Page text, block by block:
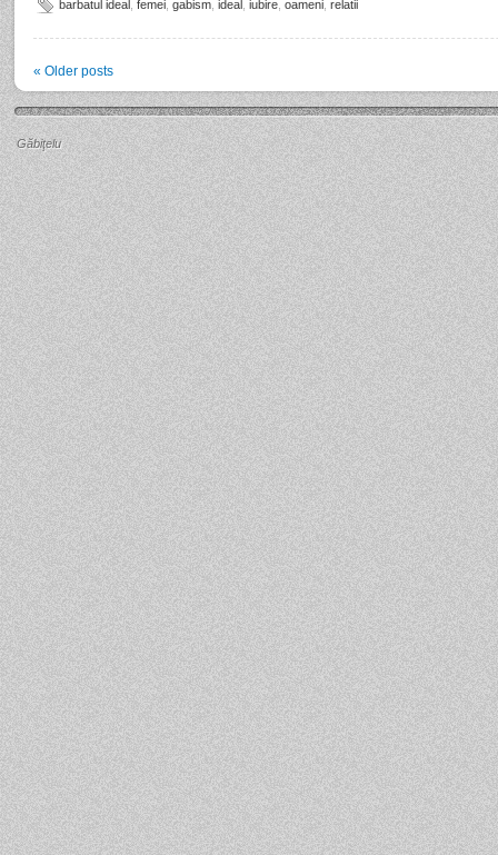
barbatul ideal femei gabism ideal iubire oameni relatii
« Older posts
Găbiţelu